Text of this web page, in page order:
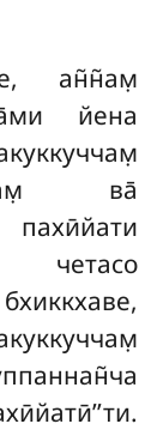
ан̃н̃ам̣
йена
ва̄
четасо